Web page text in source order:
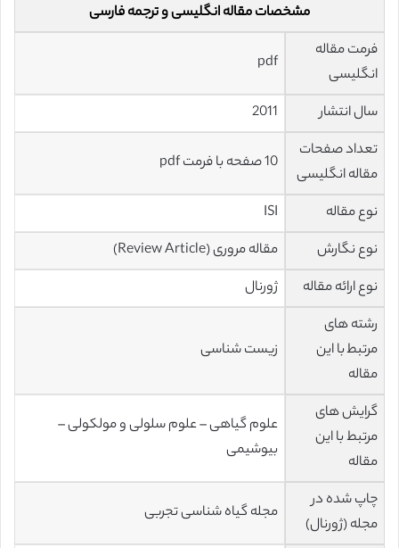
مشخصات مقاله انگلیسی و ترجمه فارسی
فرمت مقاله
انگلیسی
pdf
سال انتشار
2011
تعداد صفحات
مقاله انگلیسی
10 صفحه با فرمت pdf
نوع مقاله
ISI
نوع نگارش
مقاله مروری (Review Article)
نوع ارائه مقاله
ژورنال
رشته های
مرتبط با این
مقاله
زیست شناسی
گرایش های
مرتبط با این
مقاله
علوم گیاهی – علوم سلولی و مولکولی –
بیوشیمی
چاپ شده در
مجله (ژورنال)
مجله گیاه شناسی تجربی